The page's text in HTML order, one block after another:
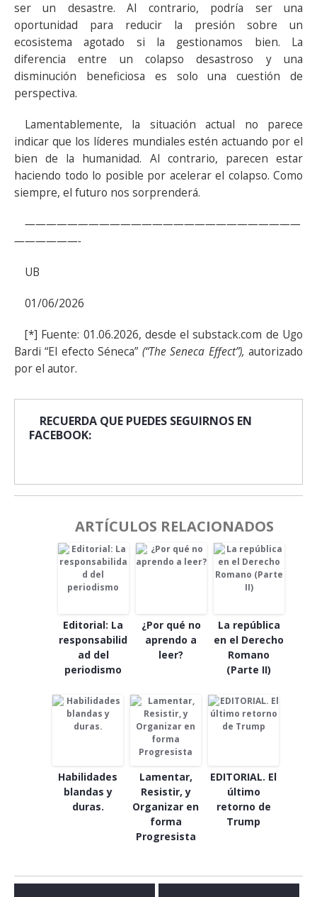
ser un desastre. Al contrario, podría ser una
oportunidad para reducir la presión sobre un
ecosistema agotado si la gestionamos bien. La
diferencia entre un colapso desastroso y una
disminución beneficiosa es solo una cuestión de
perspectiva.
Lamentablemente, la situación actual no parece
indicar que los líderes mundiales estén actuando por el
bien de la humanidad. Al contrario, parecen estar
haciendo todo lo posible por acelerar el colapso. Como
siempre, el futuro nos sorprenderá.
——————————————————————————
——————-
UB
01/06/2026
[*] Fuente: 01.06.2026, desde el substack.com de Ugo
Bardi “El efecto Séneca” (“The Seneca Effect”), autorizado
por el autor.
RECUERDA QUE PUEDES SEGUIRNOS EN
FACEBOOK:
ARTÍCULOS RELACIONADOS
Editorial: La
responsabilid
ad del
periodismo
¿Por qué no
aprendo a
leer?
La república
en el Derecho
Romano
(Parte II)
Habilidades
blandas y
duras.
Lamentar,
Resistir, y
Organizar en
forma
Progresista
EDITORIAL. El
último
retorno de
Trump